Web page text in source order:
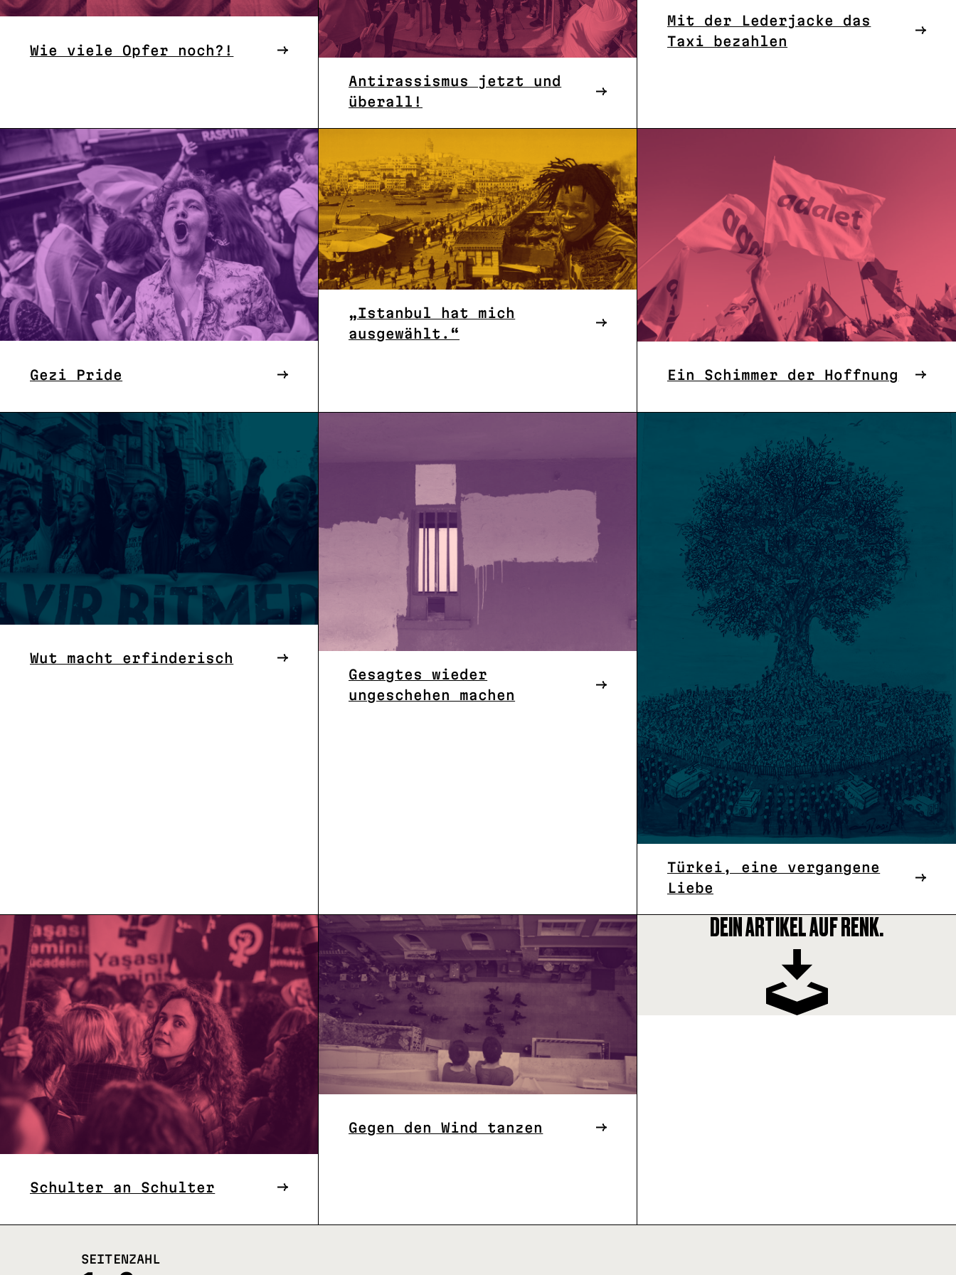
Wie viele Opfer noch?!
Antirassismus jetzt und
überall!
Mit der Lederjacke das
Taxi bezahlen
Gezi Pride
„Istanbul hat mich
ausgewählt.“
Ein Schimmer der Hoffnung
Wut macht erfinderisch
Gesagtes wieder
ungeschehen machen
Türkei, eine vergangene
Liebe
Schulter an Schulter
Gegen den Wind tanzen
DEIN ARTIKEL AUF RENK.
SEITENZAHL